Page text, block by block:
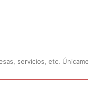
servicios, etc.